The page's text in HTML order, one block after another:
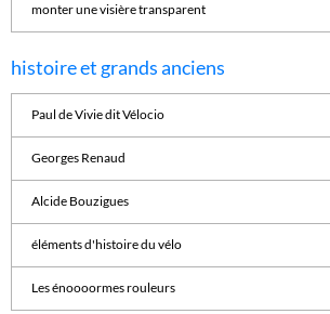
monter une visière transparent
histoire et grands anciens
Paul de Vivie dit Vélocio
Georges Renaud
Alcide Bouzigues
éléments d'histoire du vélo
Les énoooormes rouleurs